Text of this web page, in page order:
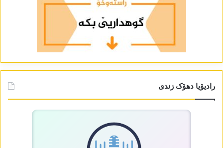
رادیۆیا دھۆک زندی